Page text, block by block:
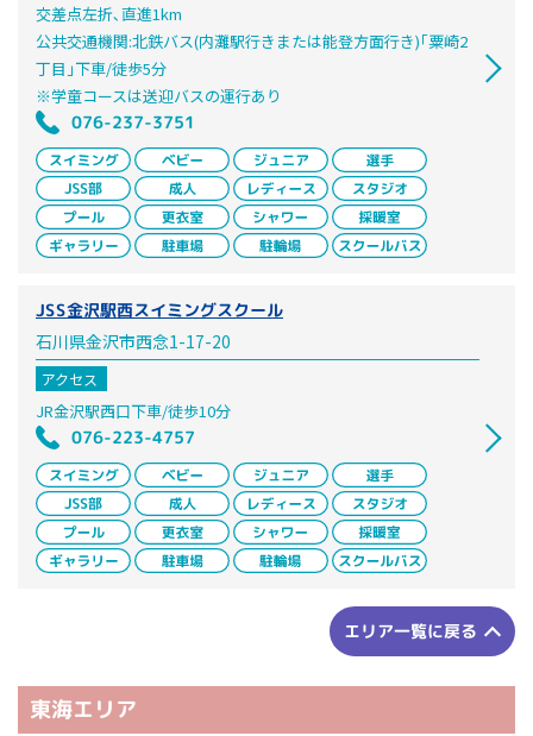
交差点左折､直進1km
公共交通機関:北鉄バス(内灘駅行きまたは能登方面行き)｢粟崎2
丁目｣下車/徒歩5分
※学童コースは送迎バスの運行あり
076-237-3751
JSS金沢駅西スイミングスクール
石川県金沢市西念1-17-20
アクセス
JR金沢駅西口下車/徒歩10分
076-223-4757
エリア一覧に戻る
東海エリア